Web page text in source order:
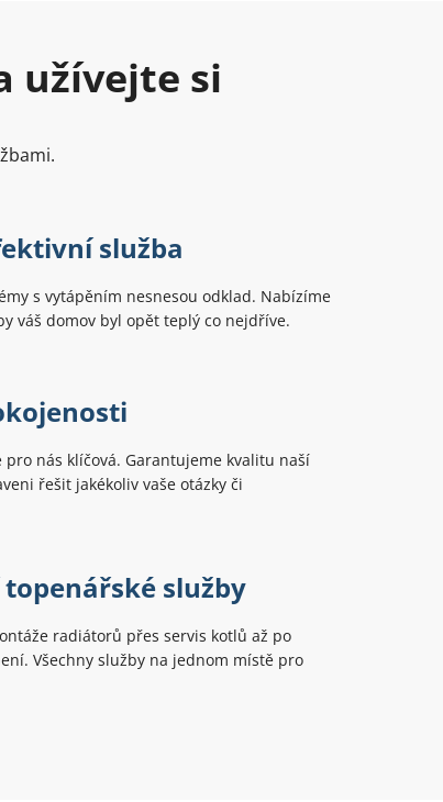
užívejte si
služba
s vytápěním nesnesou odklad. Nabízíme
váš domov byl opět teplý co nejdříve.
pro nás klíčová. Garantujeme kvalitu naší
řešit jakékoliv vaše otázky či
služby
radiátorů přes servis kotlů až po
Všechny služby na jednom místě pro